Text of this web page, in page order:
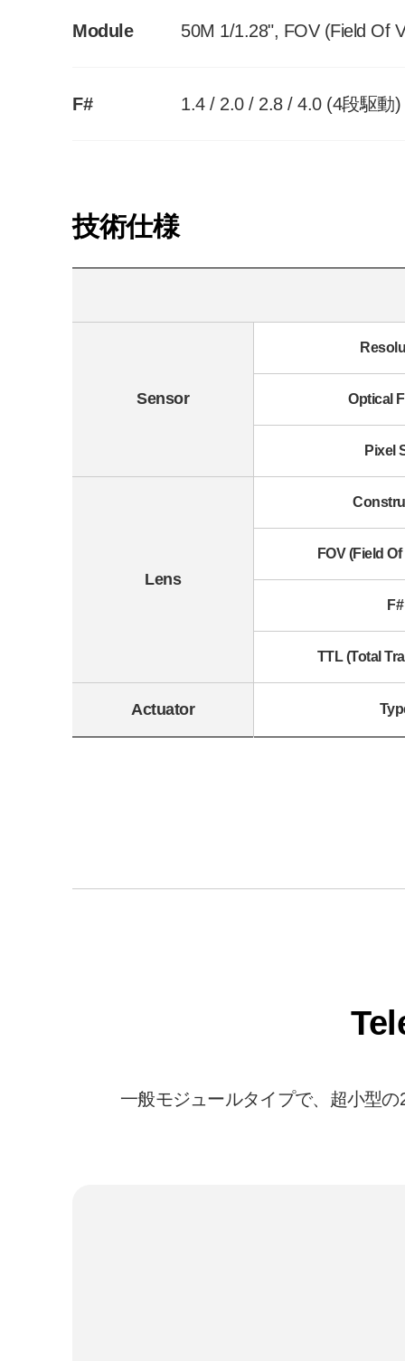
Module 50M 1/1.28", FOV (Field Of
F# 1.4 / 2.0 / 2.8 / 4.0 (4段駆動)
技術仕様
Sensor Optical
Pixel
Lens
FOV (Field
F#
TTL (Total
Actuator
一般モジュールタイプで、超小型